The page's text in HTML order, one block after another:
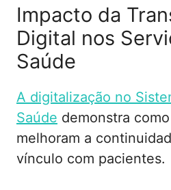
Impacto da
Digital nos
Saúde
A digitalização no
Saúde demonstra
melhoram a
vínculo com pacientes.